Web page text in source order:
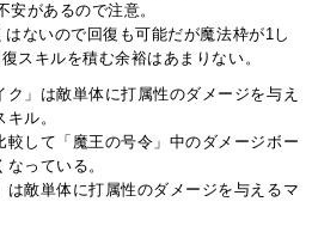
があるので注意。
ないので回復も可能だが魔法枠が1し
スキルを積む余裕はあまりない。
ク」は敵単体に打属性のダメージを与え
ル。
して「魔王の号令」中のダメージボー
っている。
は敵単体に打属性のダメージを与えるマ